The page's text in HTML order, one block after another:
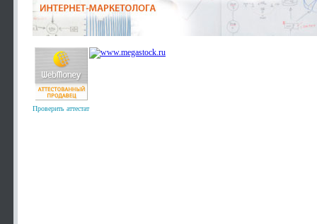
Проверить аттестат